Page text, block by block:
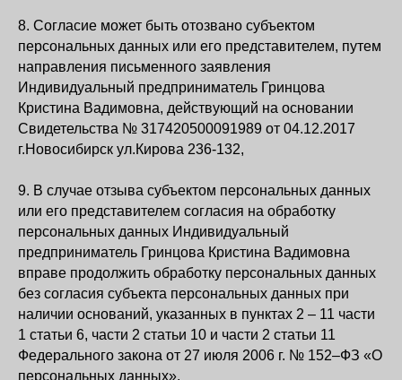
8. Согласие может быть отозвано субъектом
персональных данных или его представителем, путем
направления письменного заявления
Индивидуальный предприниматель Гринцова
Кристина Вадимовна, действующий на основании
Свидетельства № 317420500091989 от 04.12.2017
г.Новосибирск ул.Кирова 236-132,
9. В случае отзыва субъектом персональных данных
или его представителем согласия на обработку
персональных данных Индивидуальный
предприниматель Гринцова Кристина Вадимовна
вправе продолжить обработку персональных данных
без согласия субъекта персональных данных при
наличии оснований, указанных в пунктах 2 – 11 части
1 статьи 6, части 2 статьи 10 и части 2 статьи 11
Федерального закона от 27 июля 2006 г. № 152–ФЗ «О
персональных данных».